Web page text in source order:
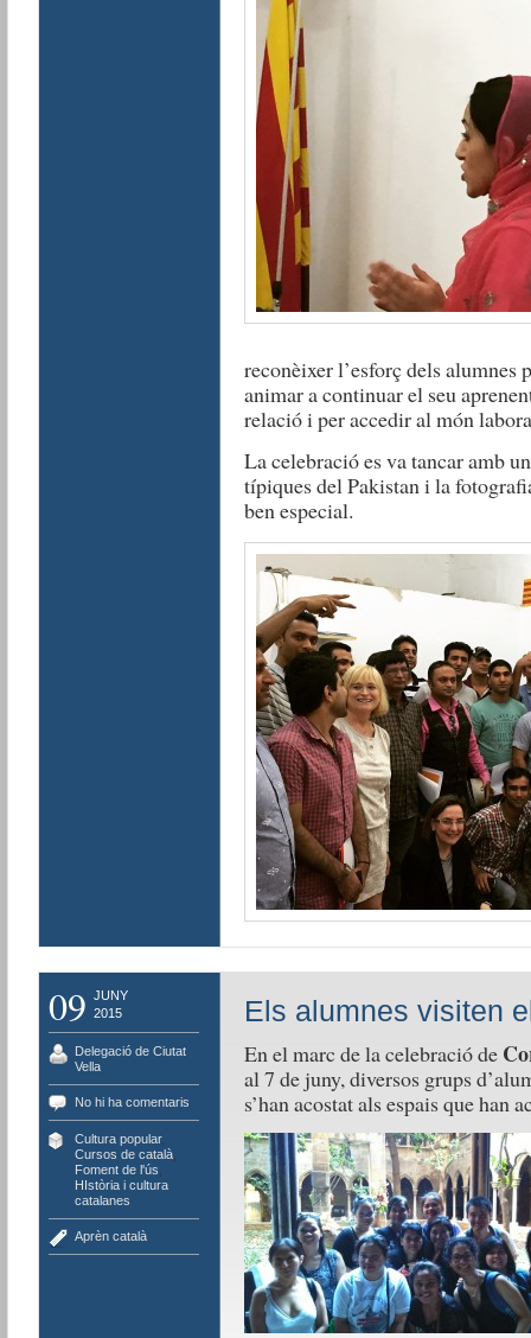
reconèixer l’esforç dels alumnes
animar a continuar el seu
relació i per accedir al món
La celebració es va tancar amb
típiques del Pakistan i la
ben especial.
09 JUNY
2015
Delegació de Ciutat
Vella
No hi ha comentaris
Cultura popular,
Cursos de català,
Foment de l'ús
HIstòria i cultura
catalanes
Aprèn català
Els alumnes visiten
En el marc de la celebració de
al 7 de juny, diversos grups
s’han acostat als espais que